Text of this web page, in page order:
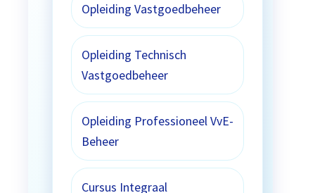
Opleiding Vastgoedbeheer
Opleiding Technisch
Vastgoedbeheer
Opleiding Professioneel VvE-
Beheer
Cursus Integraal